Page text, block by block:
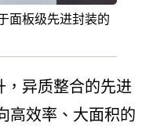
面板级先进封装的
，异质整合的先进
高效率、大面积的